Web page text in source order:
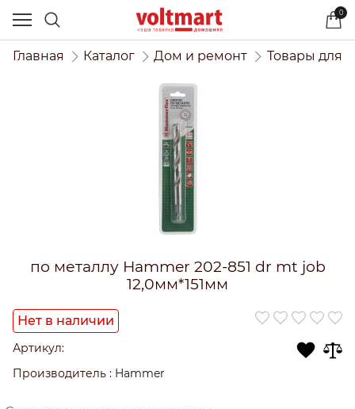
0
Главная Каталог Дом и ремонт Товары для
по металлу Hammer 202-851 dr mt job
12,0мм*151мм
Нет в наличии
Артикул:
Производитель : Hammer